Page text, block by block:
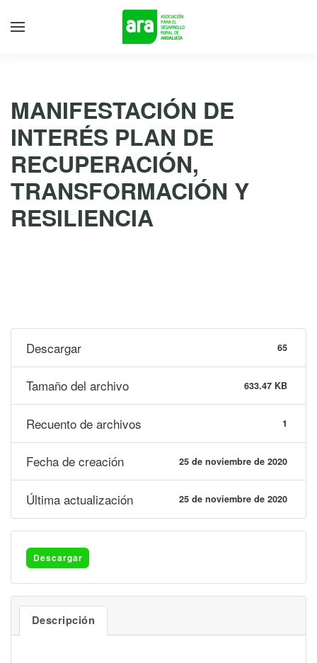
MANIFESTACIÓN DE
INTERÉS PLAN DE
RECUPERACIÓN,
TRANSFORMACIÓN Y
RESILIENCIA
Descargar 65
Tamaño del archivo 633.47 KB
Recuento de archivos 1
Fecha de creación 25 de noviembre de 2020
Última actualización 25 de noviembre de 2020
Descargar
Descripción